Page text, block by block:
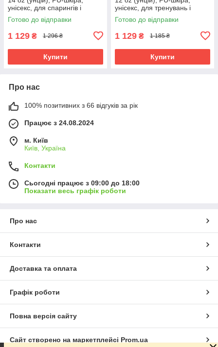
унісекс, для спарингів і
тренувань ,Чорний (EF-0370-
14)
Готово до відправки
1 129 ₴ 1 296 ₴
Купити
унісекс, для тренувань і
спарингів ,Чорний (EF-0370-
12)
Готово до відправки
1 129 ₴ 1 185 ₴
Купити
Про нас
100% позитивних з 66 відгуків за рік
Працює з 24.08.2024
м. Київ
Київ, Україна
Контакти
Сьогодні працює з 09:00 до 18:00
Показати весь графік роботи
Про нас
Контакти
Доставка та оплата
Графік роботи
Повна версія сайту
Сайт створено на маркетплейсі Prom.ua